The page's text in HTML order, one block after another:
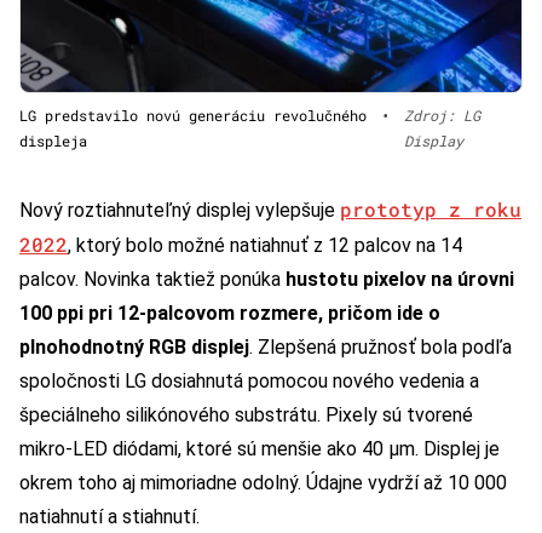
LG predstavilo novú generáciu revolučného
displeja
•
Zdroj: LG
Display
Nový roztiahnuteľný displej vylepšuje prototyp z roku
2022, ktorý bolo možné natiahnuť z 12 palcov na 14
palcov. Novinka taktiež ponúka hustotu pixelov na úrovni
100 ppi pri 12-palcovom rozmere, pričom ide o
plnohodnotný RGB displej. Zlepšená pružnosť bola podľa
spoločnosti LG dosiahnutá pomocou nového vedenia a
špeciálneho silikónového substrátu. Pixely sú tvorené
mikro-LED diódami, ktoré sú menšie ako 40 µm. Displej je
okrem toho aj mimoriadne odolný. Údajne vydrží až 10 000
natiahnutí a stiahnutí.